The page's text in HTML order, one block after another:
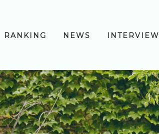
RANKING NEWS INTERVIEW